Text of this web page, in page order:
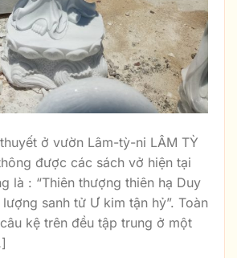
ở vườn Lâm-tỳ-ni LÂM TỲ
được các sách vở hiện tại
là : “Thiên thượng thiên hạ Duy
sanh tử Ư kim tận hỷ”. Toàn
kệ trên đều tập trung ở một